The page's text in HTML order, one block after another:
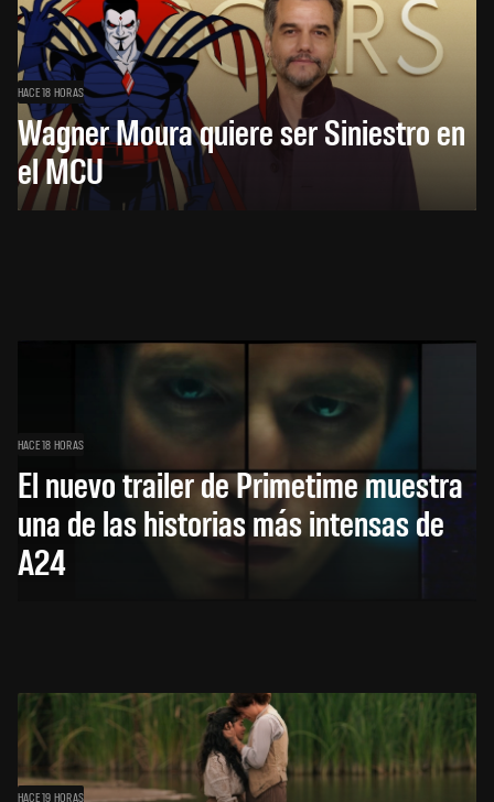
HACE 18 HORAS
Wagner Moura quiere ser Siniestro en
el MCU
HACE 18 HORAS
El nuevo trailer de Primetime muestra
una de las historias más intensas de
A24
HACE 19 HORAS